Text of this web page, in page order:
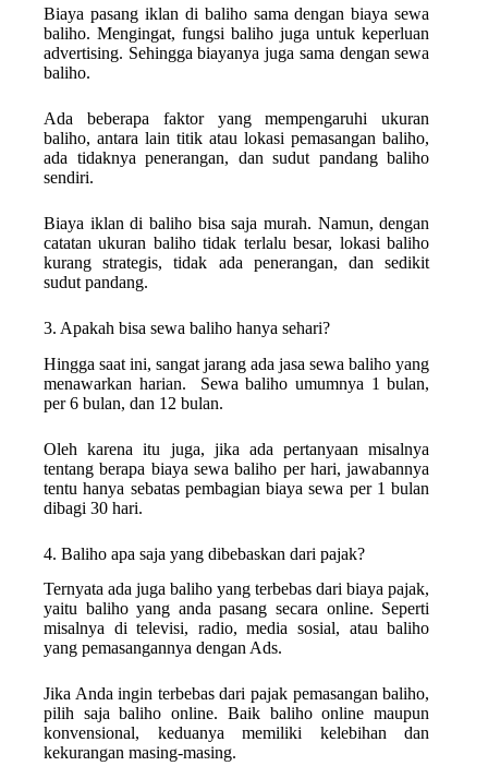
Biaya pasang iklan di baliho sama dengan biaya sewa
baliho. Mengingat, fungsi baliho juga untuk keperluan
advertising. Sehingga biayanya juga sama dengan sewa
baliho.
Ada beberapa faktor yang mempengaruhi ukuran
baliho, antara lain titik atau lokasi pemasangan baliho,
ada tidaknya penerangan, dan sudut pandang baliho
sendiri.
Biaya iklan di baliho bisa saja murah. Namun, dengan
catatan ukuran baliho tidak terlalu besar, lokasi baliho
kurang strategis, tidak ada penerangan, dan sedikit
sudut pandang.
3. Apakah bisa sewa baliho hanya sehari?
Hingga saat ini, sangat jarang ada jasa sewa baliho yang
menawarkan harian. Sewa baliho umumnya 1 bulan,
per 6 bulan, dan 12 bulan.
Oleh karena itu juga, jika ada pertanyaan misalnya
tentang berapa biaya sewa baliho per hari, jawabannya
tentu hanya sebatas pembagian biaya sewa per 1 bulan
dibagi 30 hari.
4. Baliho apa saja yang dibebaskan dari pajak?
Ternyata ada juga baliho yang terbebas dari biaya pajak,
yaitu baliho yang anda pasang secara online. Seperti
misalnya di televisi, radio, media sosial, atau baliho
yang pemasangannya dengan Ads.
Jika Anda ingin terbebas dari pajak pemasangan baliho,
pilih saja baliho online. Baik baliho online maupun
konvensional, keduanya memiliki kelebihan dan
kekurangan masing-masing.